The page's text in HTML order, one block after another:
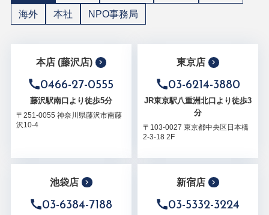
海外
本社 NPO事務局
本店 (藤沢店)
0466-27-0555
藤沢駅南口より徒歩5分
〒251-0055 神奈川県藤沢市南藤
沢10-4
東京店
03-6214-3880
JR東京駅八重洲北口より徒歩3
分
〒103-0027 東京都中央区日本橋
2-3-18 2F
池袋店
03-6384-7188
新宿店
03-5332-3224